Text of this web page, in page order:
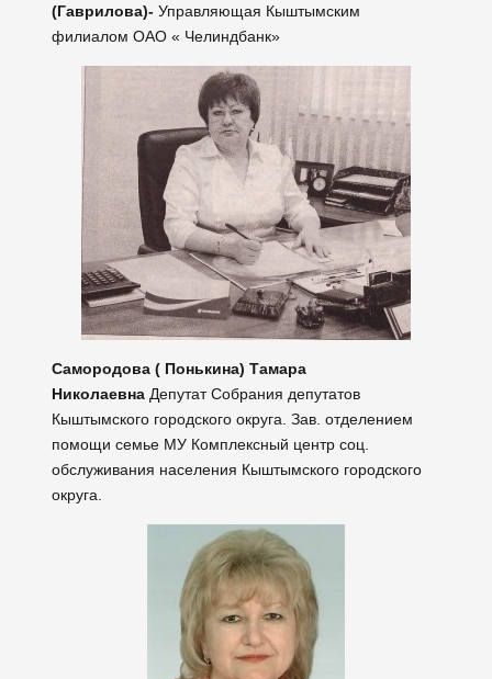
(Гаврилова)- Управляющая Кыштымским
филиалом ОАО « Челиндбанк»
Самородова ( Понькина) Тамара
НиколаевнаДепутат Собрания депутатов
Кыштымского городского округа. Зав. отделением
помощи семье МУ Комплексный центр соц.
обслуживания населения Кыштымского городского
округа.